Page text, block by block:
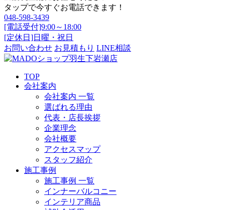
タップで今すぐお電話できます！
048-598-3439
[電話受付]9:00～18:00
[定休日]日曜・祝日
お問い合わせ お見積もり LINE相談
TOP
会社案内
会社案内 一覧
選ばれる理由
代表・店長挨拶
企業理念
会社概要
アクセスマップ
スタッフ紹介
施工事例
施工事例 一覧
インナーバルコニー
インテリア商品